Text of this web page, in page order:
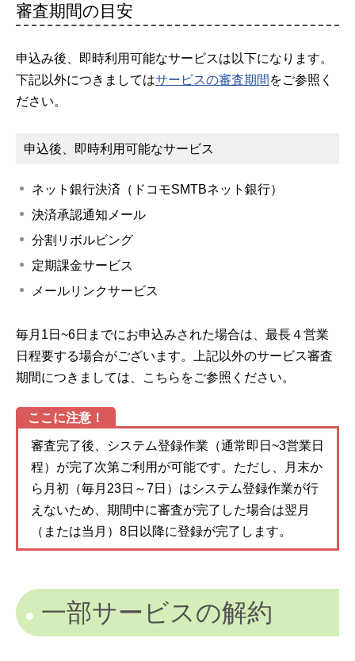
審査期間の目安
申込み後、即時利用可能なサービスは以下になります。
下記以外につきましてはサービスの審査期間 をご参照く
ださい。
申込後、即時利用可能なサービス
ネット銀行決済（ドコモSMTBネット銀行）
決済承認通知メール
分割リボルビング
定期課金サービス
メールリンクサービス
毎月1日~6日までにお申込みされた場合は、最長４営業
日程要する場合がございます。上記以外のサービス審査
期間につきましては、こちらをご参照ください。
ここに注意！
審査完了後、システム登録作業（通常即日~3営業日
程）が完了次第ご利用が可能です。ただし、月末か
ら月初（毎月23日～7日）はシステム登録作業が行
えないため、期間中に審査が完了した場合は翌月
（または当月）8日以降に登録が完了します。
一部サービスの解約